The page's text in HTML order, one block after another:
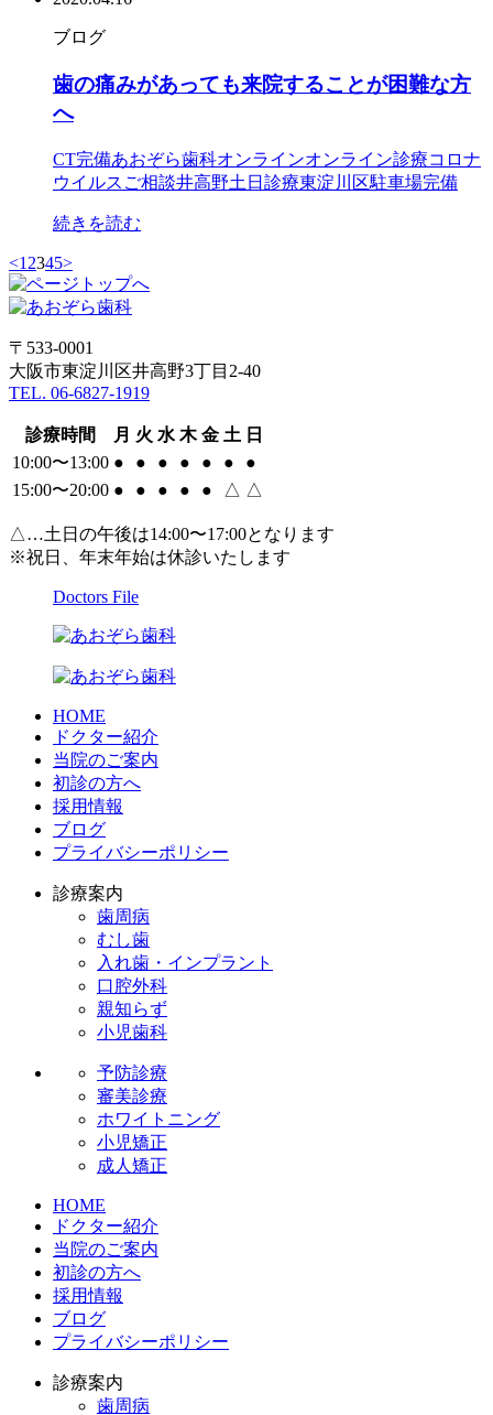
ブログ
歯の痛みがあっても来院することが困難な方
へ
CT完備あおぞら歯科オンラインオンライン診療コロナ
ウイルス ご相談井高野土日診療東淀川区駐車場完備
続きを読む
<1 2345>
〒533-0001
大阪市東淀川区井高野3丁目2-40
TEL. 06-6827-1919
診療時間 月 火 水 木 金 土 日
10:00〜13:00 ● ● ● ● ● ●
●
15:00〜20:00 ● ● ● ● ● △ △
△…土日の午後は14:00〜17:00となります
※祝日、年末年始は休診いたします
Doctors File
HOME
ドクター紹介
当院のご案内
初診の方へ
採用情報
ブログ
プライバシーポリシー
診療案内
歯周病
むし歯
入れ歯・インプラント
口腔外科
親知らず
小児歯科
予防診療
審美診療
ホワイトニング
小児矯正
成人矯正
HOME
ドクター紹介
当院のご案内
初診の方へ
採用情報
ブログ
プライバシーポリシー
診療案内
歯周病